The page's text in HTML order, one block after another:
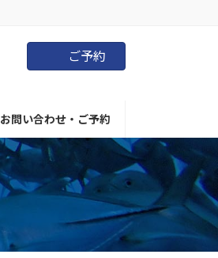
ご予約
お問い合わせ・ご予約